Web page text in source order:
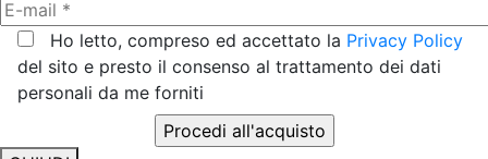
Ho letto, compreso ed accettato la Privacy Policy
del sito e presto il consenso al trattamento dei dati
personali da me forniti